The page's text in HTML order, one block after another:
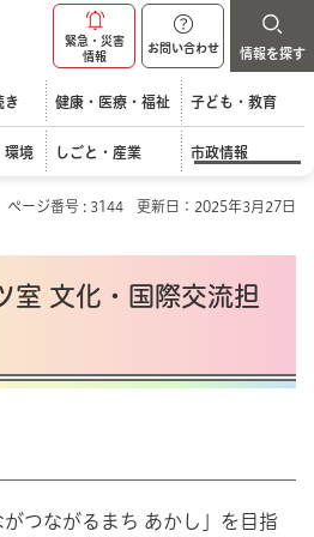
緊急・災害
情報
お問い合わせ 情報を探す
き 健康・医療・福祉 子ども・教育
環境 しごと・産業 市政情報
ページ番号 : 3144 更新日：2025年3月27日
室 文化・国際交流担
がつながるまち あかし」を目指